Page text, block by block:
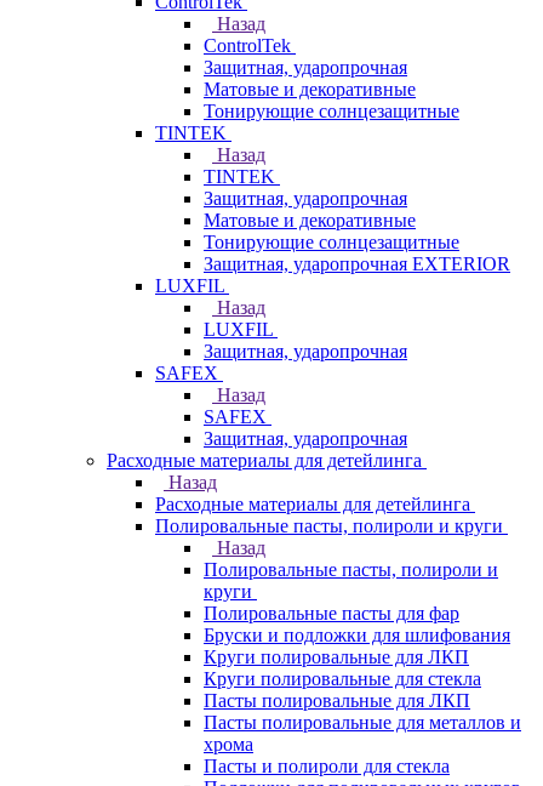
Назад
ControlTek
Защитная, ударопрочная
Матовые и декоративные
Тонирующие солнцезащитные
TINTEK
Назад
TINTEK
Защитная, ударопрочная
Матовые и декоративные
Тонирующие солнцезащитные
Защитная, ударопрочная EXTERIOR
LUXFIL
Назад
LUXFIL
Защитная, ударопрочная
SAFEX
Назад
SAFEX
Защитная, ударопрочная
Расходные материалы для детейлинга
Назад
Расходные материалы для детейлинга
Полировальные пасты, полироли и круги
Назад
Полировальные пасты, полироли и
круги
Полировальные пасты для фар
Бруски и подложки для шлифования
Круги полировальные для ЛКП
Круги полировальные для стекла
Пасты полировальные для ЛКП
Пасты полировальные для металлов и
хрома
Пасты и полироли для стекла